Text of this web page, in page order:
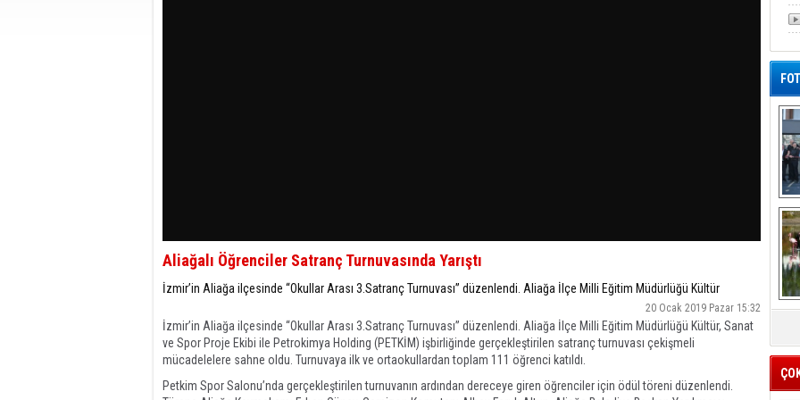
Aliağalı Öğrenciler Satranç Turnuvasında Yarıştı
İzmir’in Aliağa ilçesinde “Okullar Arası 3.Satranç Turnuvası” düzenlendi. Aliağa İlçe Milli Eğitim Müdürlüğü Kültür
20 Ocak 2019 Pazar 15:32
İzmir’in Aliağa ilçesinde “Okullar Arası 3.Satranç Turnuvası” düzenlendi. Aliağa İlçe Milli Eğitim Müdürlüğü Kültür, Sanat
ve Spor Proje Ekibi ile Petrokimya Holding (PETKİM) işbirliğinde gerçekleştirilen satranç turnuvası çekişmeli
mücadelelere sahne oldu. Turnuvaya ilk ve ortaokullardan toplam 111 öğrenci katıldı.
Petkim Spor Salonu’nda gerçekleştirilen turnuvanın ardından dereceye giren öğrenciler için ödül töreni düzenlendi.